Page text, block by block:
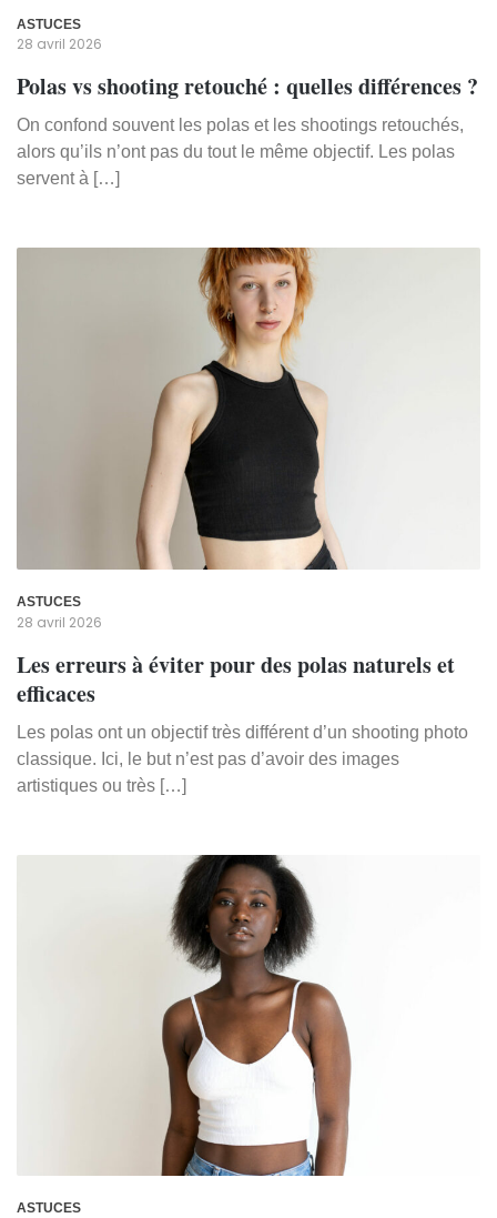
ASTUCES
28 avril 2026
Polas vs shooting retouché : quelles différences ?
On confond souvent les polas et les shootings retouchés,
alors qu’ils n’ont pas du tout le même objectif. Les polas
servent à […]
ASTUCES
28 avril 2026
Les erreurs à éviter pour des polas naturels et
efficaces
Les polas ont un objectif très différent d’un shooting photo
classique. Ici, le but n’est pas d’avoir des images
artistiques ou très […]
ASTUCES